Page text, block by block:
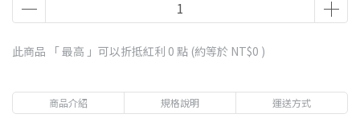
此商品 「 最高 」可以折抵紅利 0 點 (約等於 NT$0 )
商品介紹 規格說明 運送方式